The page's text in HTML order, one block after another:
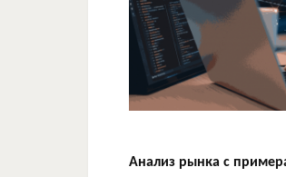
Анализ рынка с